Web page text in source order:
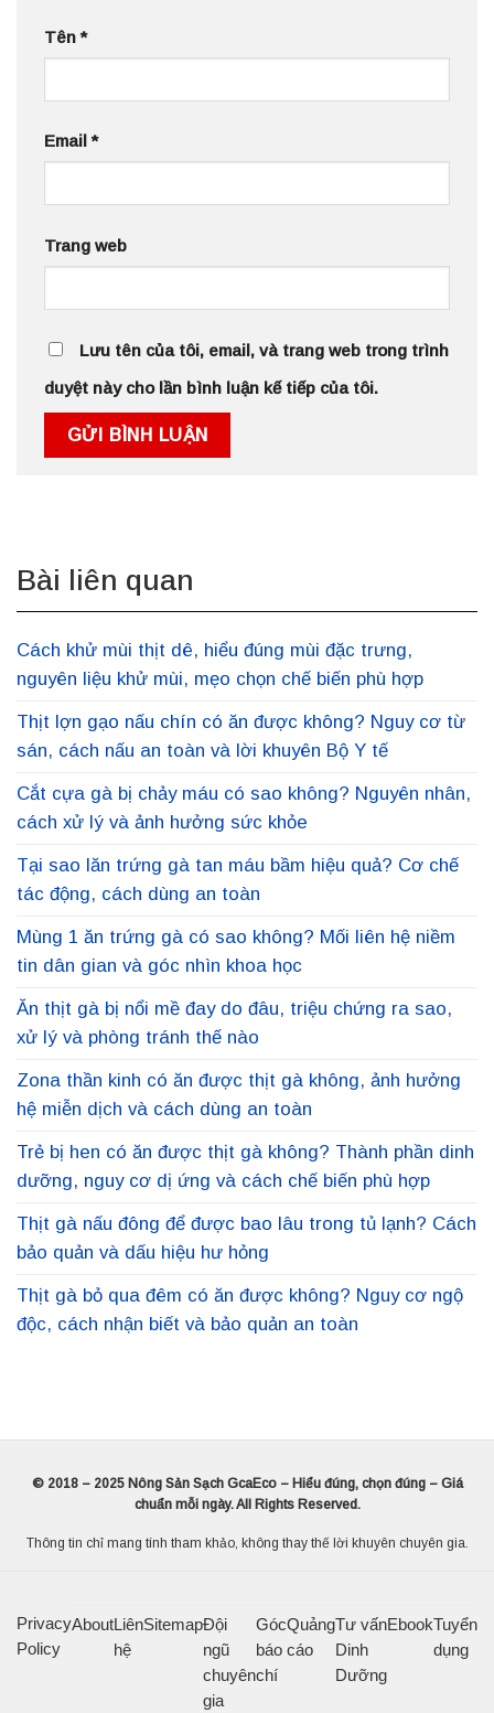
Bài liên quan
Cách khử mùi thịt dê, hiểu đúng mùi đặc trưng,
nguyên liệu khử mùi, mẹo chọn chế biến phù hợp
Thịt lợn gạo nấu chín có ăn được không? Nguy cơ từ
sán, cách nấu an toàn và lời khuyên Bộ Y tế
Cắt cựa gà bị chảy máu có sao không? Nguyên nhân,
cách xử lý và ảnh hưởng sức khỏe
Tại sao lăn trứng gà tan máu bầm hiệu quả? Cơ chế
tác động, cách dùng an toàn
Mùng 1 ăn trứng gà có sao không? Mối liên hệ niềm
tin dân gian và góc nhìn khoa học
Ăn thịt gà bị nổi mề đay do đâu, triệu chứng ra sao,
xử lý và phòng tránh thế nào
Zona thần kinh có ăn được thịt gà không, ảnh hưởng
hệ miễn dịch và cách dùng an toàn
Trẻ bị hen có ăn được thịt gà không? Thành phần dinh
dưỡng, nguy cơ dị ứng và cách chế biến phù hợp
Thịt gà nấu đông để được bao lâu trong tủ lạnh? Cách
bảo quản và dấu hiệu hư hỏng
Thịt gà bỏ qua đêm có ăn được không? Nguy cơ ngộ
độc, cách nhận biết và bảo quản an toàn
Tên*
Email*
Trang web
Lưu tên của tôi, email, và trang web trong trình
duyệt này cho lần bình luận kế tiếp của tôi.
© 2018 – 2025 Nông Sản Sạch GcaEco – Hiểu đúng, chọn đúng – Giá
chuẩn mỗi ngày. All Rights Reserved.
Thông tin chỉ mang tính tham khảo, không thay thế lời khuyên chuyên gia.
Privacy
Policy
AboutLiên
hệ
SitemapĐội
ngũ
chuyên
gia
Góc
báo
chí
Quảng
cáo
Tư vấn
Dinh
Dưỡng
EbookTuyển
dụng